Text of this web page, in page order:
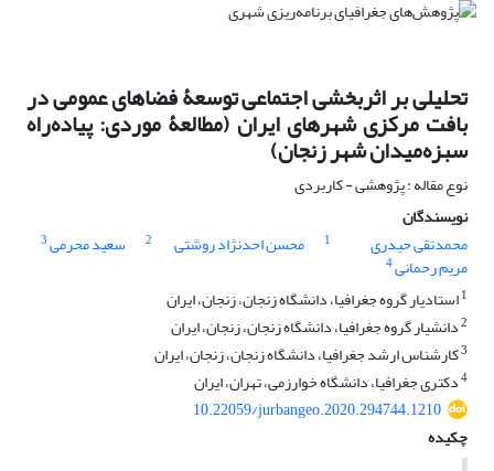
تحلیلی بر اثربخشی اجتماعی توسعۀ فضاهای عمومی در
بافت مرکزی شهرهای ایران (مطالعۀ موردی: پیاده‌راه
سبزه‌میدان شهر زنجان)
نوع مقاله : پژوهشی - کاربردی
نویسندگان
محمدتقی حیدری
1 محسن احدنژاد روشتی 2 سعید محرمی3
مریم رحمانی4
1استادیار گروه جغرافیا، دانشگاه زنجان، زنجان، ایران
2دانشیار گروه جغرافیا، دانشگاه زنجان، زنجان، ایران
3کارشناس ارشد جغرافیا، دانشگاه زنجان، زنجان، ایران
4دکتری جغرافیا، دانشگاه خوارزمی، تهران، ایران
10.22059/jurbangeo.2020.294744.1210
چکیده